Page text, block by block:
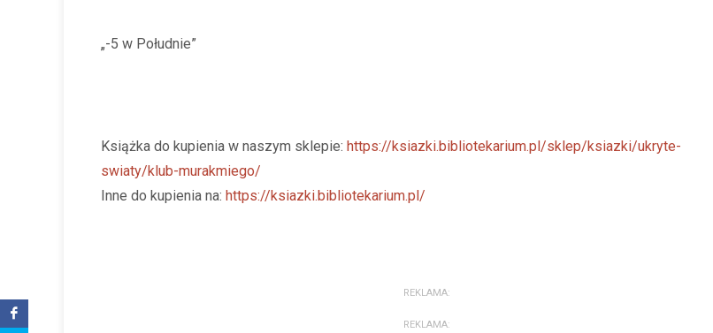
„-5 w Południe”
Książka do kupienia w naszym sklepie: https://ksiazki.bibliotekarium.pl/sklep/ksiazki/ukryte-
swiaty/klub-murakmiego/
Inne do kupienia na: https://ksiazki.bibliotekarium.pl/
REKLAMA:
REKLAMA: